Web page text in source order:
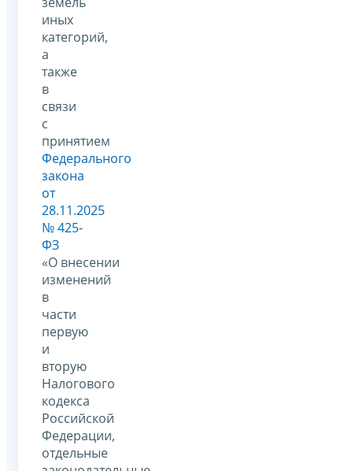
иных
категорий,
а
также
в
связи
с
принятием
Федерального
закона
от
28.11.2025
№ 425-
ФЗ
«О внесении
изменений
в
части
первую
и
вторую
Налогового
кодекса
Российской
Федерации,
отдельные